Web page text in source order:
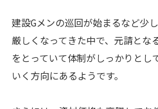
建設Gメンの巡回が始まるなど少
厳しくなってきた中で、元請とな
をとっていて体制がしっかりとし
いく方向にあるようです。